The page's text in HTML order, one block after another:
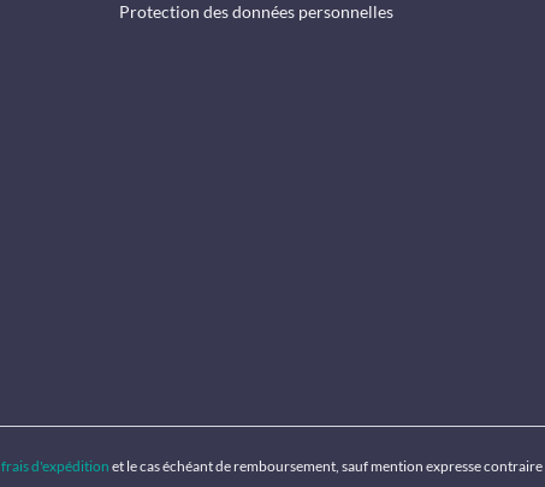
Protection des données personnelles
frais d'expédition et le cas échéant de remboursement, sauf mention expresse contraire